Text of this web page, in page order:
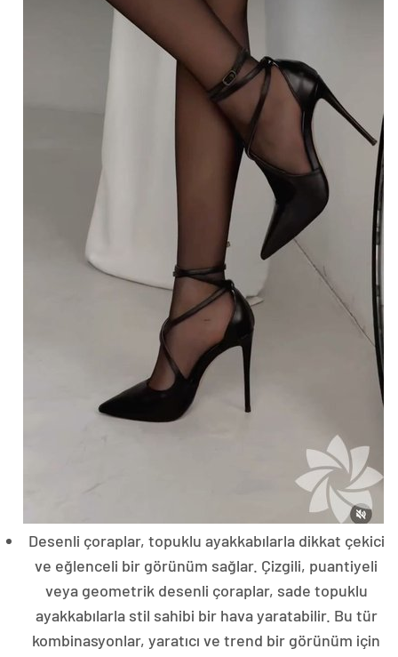
Desenli çoraplar, topuklu ayakkabılarla dikkat çekici
ve eğlenceli bir görünüm sağlar. Çizgili, puantiyeli
veya geometrik desenli çoraplar, sade topuklu
ayakkabılarla stil sahibi bir hava yaratabilir. Bu tür
kombinasyonlar, yaratıcı ve trend bir görünüm için